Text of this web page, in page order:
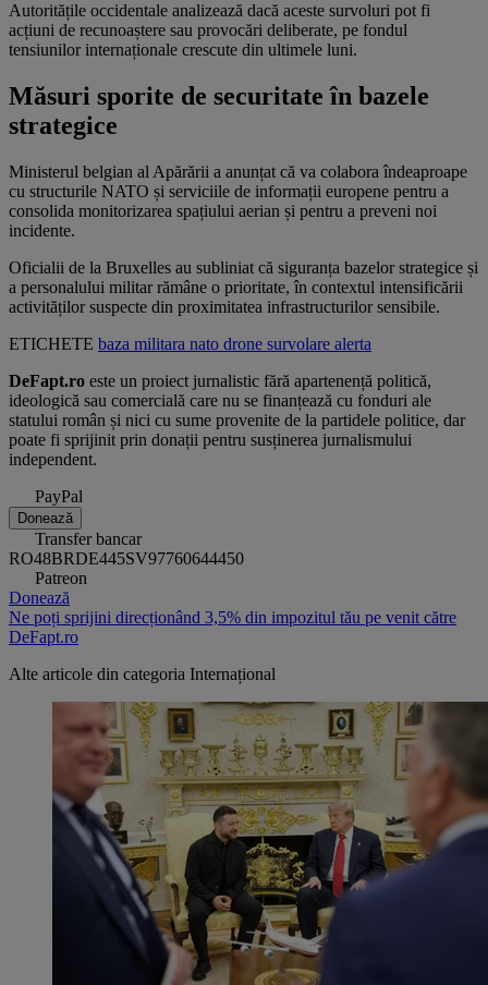
Autoritățile occidentale analizează dacă aceste survoluri pot fi
acțiuni de recunoaștere sau provocări deliberate, pe fondul
tensiunilor internaționale crescute din ultimele luni.
Măsuri sporite de securitate în bazele
strategice
Ministerul belgian al Apărării a anunțat că va colabora îndeaproape
cu structurile NATO și serviciile de informații europene pentru a
consolida monitorizarea spațiului aerian și pentru a preveni noi
incidente.
Oficialii de la Bruxelles au subliniat că siguranța bazelor strategice și
a personalului militar rămâne o prioritate, în contextul intensificării
activităților suspecte din proximitatea infrastructurilor sensibile.
ETICHETE baza militara nato drone survolare alerta
DeFapt.ro este un proiect jurnalistic fără apartenență politică,
ideologică sau comercială care nu se finanțează cu fonduri ale
statului român și nici cu sume provenite de la partidele politice, dar
poate fi sprijinit prin donații pentru susținerea jurnalismului
independent.
PayPal
Donează
Transfer bancar
RO48BRDE445SV97760644450
Patreon
Donează
Ne poți sprijini direcționând 3,5% din impozitul tău pe venit către
DeFapt.ro
Alte articole din categoria Internațional